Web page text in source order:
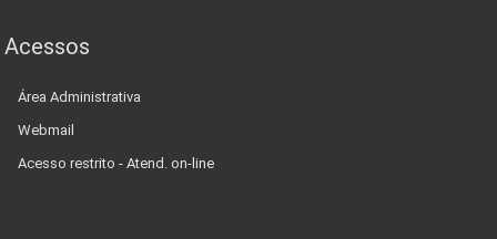
Acessos
Área Administrativa
Webmail
Acesso restrito - Atend. on-line